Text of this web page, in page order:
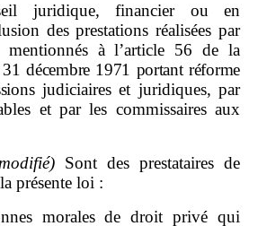
juridique, financier ou en
des prestations réalisées par
mentionnés à l’article 56 de la
décembre 1971 portant réforme
judiciaires et juridiques, par
et par les commissaires aux
modifié) Sont des prestataires de
présente loi :
morales de droit privé qui